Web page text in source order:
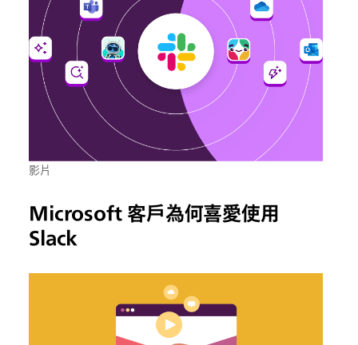
影片
Microsoft 客戶為何喜愛使用
Slack